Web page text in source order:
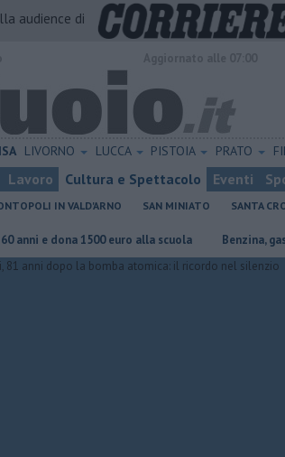
audience di
LIVORNO LUCCA PISTOIA PRATO
Lavoro Cultura e Spettacolo Eventi
IN VALD'ARNO SAN MINIATO SANTA
dona 1500 euro alla scuola ​Benzina, gasolio,